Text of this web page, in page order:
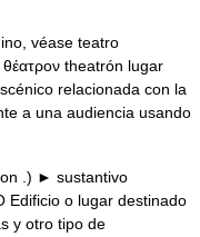
véase teatro
theatrón lugar
relacionada con la
a una audiencia usando
.) ► sustantivo
Edificio o lugar destinado
y otro tipo de